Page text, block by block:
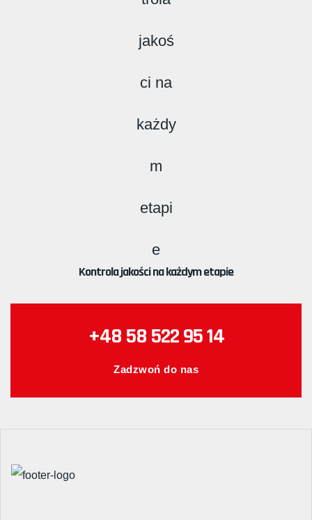
Kontrola jakości na każdym etapie
+48 58 522 95 14
Zadzwoń do nas